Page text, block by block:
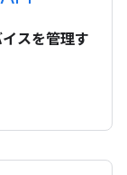
スを管理す